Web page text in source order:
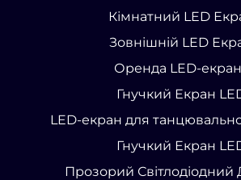
Кімнатний LED
Зовнішній LED
Оренда LED-
Гнучкий Екран
LED-екран для
Гнучкий Екран
Прозорий Світлодіодний